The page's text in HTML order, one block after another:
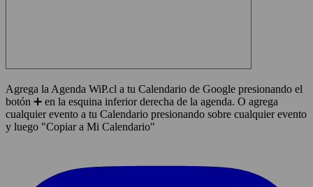
Agrega la Agenda WiP.cl a tu Calendario de Google presionando el
botón ➕ en la esquina inferior derecha de la agenda. O agrega
cualquier evento a tu Calendario presionando sobre cualquier evento
y luego "Copiar a Mi Calendario"